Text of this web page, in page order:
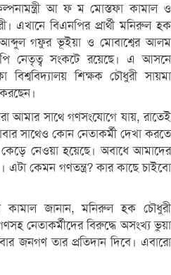
আ ফ ম মোস্তফা কামাল ও
এখানে বিএনপির প্রার্থী মনিরুল হক
আব্দুল গফুর ভূইয়া ও মোবাশ্বের আলম
নেতৃত্ব সংকটে রয়েছে। এ আসনে
শিক্ষক চৌধুরী সায়মা
আমার সাথে গণসংযোগে যায়, রাতেই
সাথেও কোন নেতাকর্মী দেখা করতে
কেড়ে নেওয়া হয়েছে। অবাধে আমাদের
এটা কেমন গণতন্ত্র? কার কাছে চাইবো
কামাল জানান, মনিরুল হক চৌধুরী
নেতাকর্মীদের বিরুদ্ধে অসংখ্য ভুয়া
জনগণ তার প্রতিদান দিবে। এবারো